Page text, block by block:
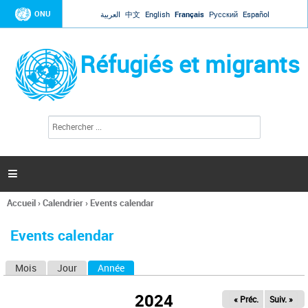
Jump to navigation
ONU العربية 中文 English Français Русский Español
Réfugiés et migrants
l
c
h
e

Vous
ici
Accueil›Calendrier› Events calendar
Events calendar
Mois Jour Année
2024 « Préc. Suiv. »